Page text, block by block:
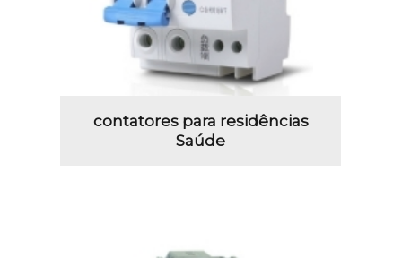
contatores para residências
Saúde